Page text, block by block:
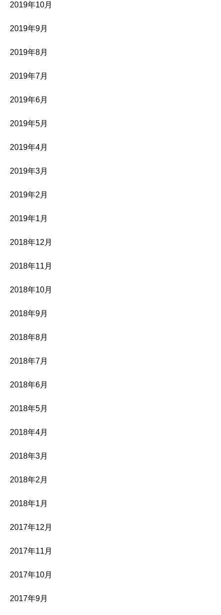
2019年10月
2019年9月
2019年8月
2019年7月
2019年6月
2019年5月
2019年4月
2019年3月
2019年2月
2019年1月
2018年12月
2018年11月
2018年10月
2018年9月
2018年8月
2018年7月
2018年6月
2018年5月
2018年4月
2018年3月
2018年2月
2018年1月
2017年12月
2017年11月
2017年10月
2017年9月